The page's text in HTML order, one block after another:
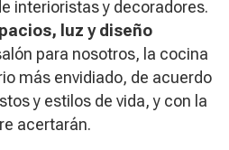
interioristas y decoradores.
luz y diseño
para nosotros, la cocina
más envidiado, de acuerdo
y estilos de vida, y con la
acertarán.